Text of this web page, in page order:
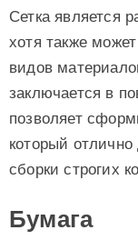
Сетка является
хотя также
видов
заключается в
позволяет
который
сборки строгих
Бумага